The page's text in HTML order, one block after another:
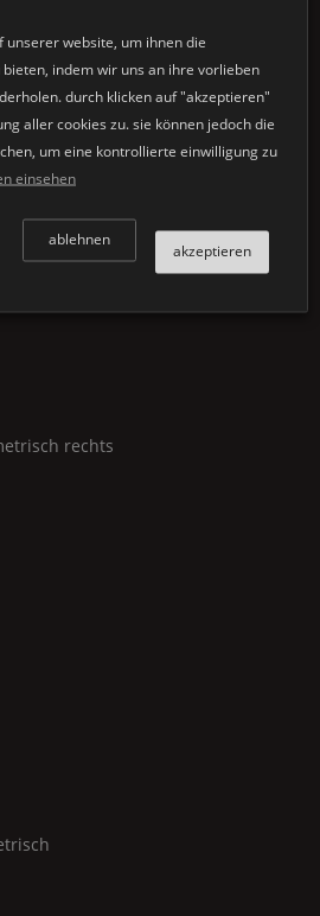
asymmetrisch links
website, um ihnen die
indem wir uns an ihre vorlieben
durch klicken auf "akzeptieren"
aller cookies zu. sie können jedoch die
um eine kontrollierte einwilligung zu
einsehen
akzeptieren
ablehnen